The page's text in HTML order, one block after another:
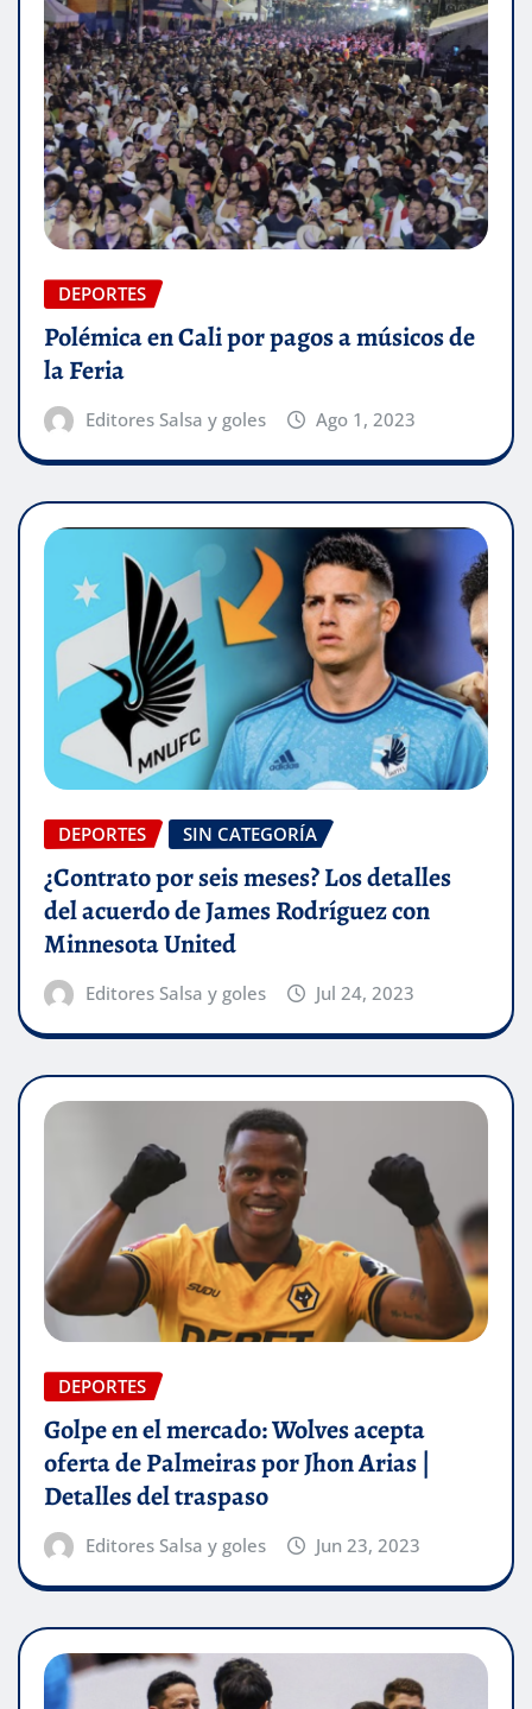
DEPORTES
Polémica en Cali por pagos a músicos de
la Feria
Editores Salsa y goles Ago 1, 2023
DEPORTES SIN CATEGORÍA
¿Contrato por seis meses? Los detalles
del acuerdo de James Rodríguez con
Minnesota United
Editores Salsa y goles Jul 24, 2023
DEPORTES
Golpe en el mercado: Wolves acepta
oferta de Palmeiras por Jhon Arias |
Detalles del traspaso
Editores Salsa y goles Jun 23, 2023